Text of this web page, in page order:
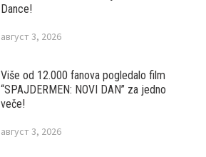
Dance!
август 3, 2026
Više od 12.000 fanova pogledalo film
“SPAJDERMEN: NOVI DAN” za jedno
veče!
август 3, 2026